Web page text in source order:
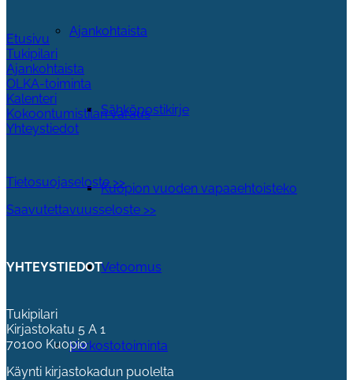
Ajankohtaista
Sähköpostikirje
Kuopion vuoden vapaaehtoisteko
Vetoomus
Verkostotoiminta
Etusivu
Tukipilari
Ajankohtaista
OLKA-toiminta
Kalenteri
Kokoontumistilan varaus
Yhteystiedot
Tietosuojaseloste >>
Saavutettavuusseloste >>
YHTEYSTIEDOT
Tukipilari
Kirjastokatu 5 A 1
70100 Kuopio
Käynti kirjastokadun puolelta